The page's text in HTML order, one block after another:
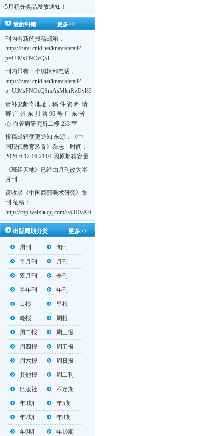
·5月积分奖品发放通知！
更多>>
最新纠错
刊内有新的投稿邮箱，
https://navi.cnki.net/knavi/detail?
p=UlMsFNOcQSl-
刊内只有一个编辑部电话，
https://navi.cnki.net/knavi/detail?
p=UlMsFNOcQSmAsMbnRvDyl83fGGu5dcrBYtF-
w7VFJdSWT5tem1RQ5W2sC5HRG-
S8mH75DuljrTVfVeoXxT4L0b-
Yrk7HaGd7C2w5FD7nrnLRR5Q57zsTTQ==&uniplatform=NZKPT&language=CHS
请补充邮寄地址，稿 件 资 料 请
寄 广 州 东 川 路 96 号 广 东 省
心 血管病研究所二楼 233 室
《岭南心血管病杂志》编辑部
收，
https://navi.cnki.net/knavi/detail?
BMxk-
109PkA==&uniplatform=NZKPT&language=CHS
投稿邮箱变更通知 来源：《中
国现代教育装备》杂志 时间：
2026-6-12 16:21:04 因原邮箱容量
有限，自即日起停止使用，我刊
投稿邮箱变更为 高教投稿邮
邮箱：bedu@cmee.net.cn
《班组天地》已经由月刊改为半
月刊
请收录《中国西部美术研究》集
刊 征稿：
https://mp.weixin.qq.com/s/o3DvAhL6jtTS9ASccwcwPQ
第一辑：
https://mp.weixin.qq.com/s/_w2OMIu6Gs1QL0b_JWhZAQ
更多>>
出版周期分类
周刊 旬刊
半月刊 月刊
双月刊 季刊
半年刊 年刊
日报 早报
晚报 周报
周二报 周三报
周四报 周五报
周六报 周日报
其他报 周二刊
出版社 不定期
年3期 年5期
年7期 年8期
年9期 年10期